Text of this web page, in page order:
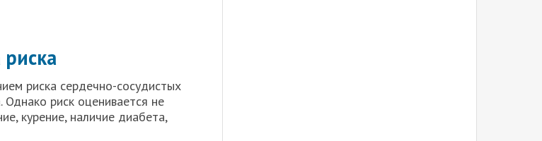
риска сердечно-сосудистых
риск оценивается не
курение, наличие диабета,